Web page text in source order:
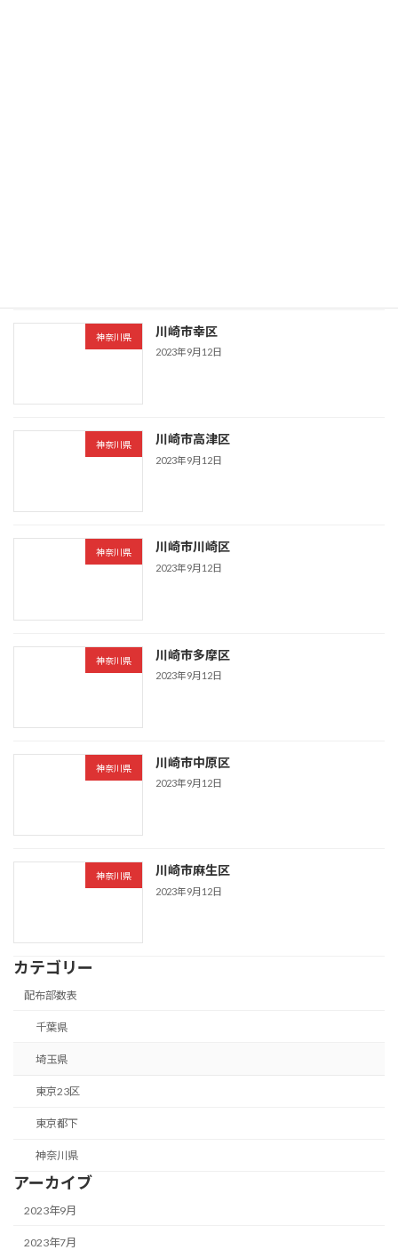
神奈川県 川崎市幸区
2023年9月12日
神奈川県 川崎市高津区
2023年9月12日
神奈川県 川崎市川崎区
2023年9月12日
神奈川県 川崎市多摩区
2023年9月12日
神奈川県 川崎市中原区
2023年9月12日
神奈川県 川崎市麻生区
2023年9月12日
カテゴリー
配布部数表
千葉県
埼玉県
東京23区
東京都下
神奈川県
アーカイブ
2023年9月
2023年7月